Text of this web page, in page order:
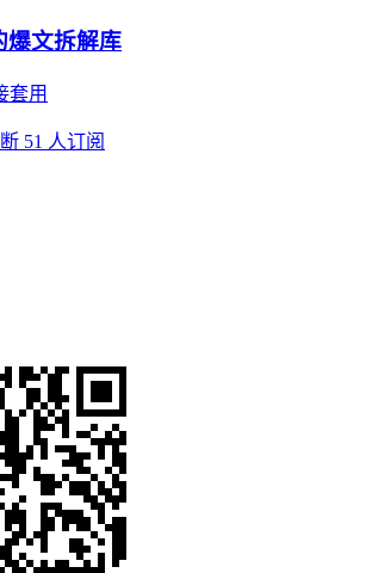
爆文拆解库
套用
51 人订阅